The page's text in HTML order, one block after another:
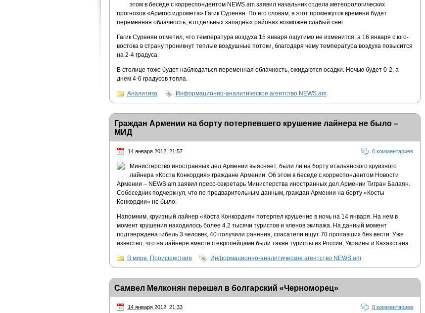
этом в беседе с корреспондентом NEWS.am заявил начальник отдела метеорологических
прогнозов «Армгосгидромета» Гагик Суренян. По его словам, в этот промежуток времени будет
переменная облачность, в отдельных западных районах возможен слабый снег.
Гагик Суренян отметил, что температура воздуха 15 января ощутимо не изменится, а 16 января с юго-
востока в страну проникнут теплые воздушные потоки, благодаря чему температура воздуха повысится
на 2-4 градуса.
В столице тоже будет наблюдаться переменная облачность, ожидаются осадки. Ночью будет 0-2, а
днем 4-6 градусов тепла.
Аналитика Информационно-аналитическое агентство NEWS.am
Граждан Армении на борту потерпевшего крушение лайнера не было –
МИД
14 января 2012, 21:57 0 комментариев
Министерство иностранных дел Армении выясняет, были ли на борту итальянского круизного
лайнера «Коста Конкордия» граждане Армении. Об этом в беседе с корреспондентом Новости
Армении – NEWS.am заявил пресс-секретарь Министерства иностранных дел Армении Тигран Балаян.
Собеседник подчеркнул, что по предварительным данным, граждан Армении на борту «Косты
Конкордии» не было.
Напомним, круизный лайнер «Коста Конкордия» потерпел крушение в ночь на 14 января. На нем в
момент крушения находилось более 4.2 тысячи туристов и членов экипажа. На данный момент
подтверждена гибель 3 человек, 40 получили ранения, спасатели ищут 70 пропавших без вести. Уже
известно, что на лайнере вместе с европейцами были также туристы из России, Украины и Казахстана.
В мире, Происшествия Информационно-аналитическое агентство NEWS.am
Самвел Мелконян перешел в болгарский «Черноморец»
14 января 2012, 21:33 0 комментариев